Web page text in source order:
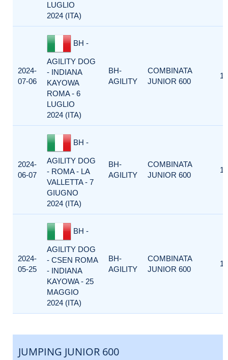
LUGLIO
2024 (ITA)
2024-
07-06
BH -
AGILITY DOG
- INDIANA
KAYOWA
ROMA - 6
LUGLIO
2024 (ITA)
BH-
AGILITY
COMBINATA
JUNIOR 600
1
2024-
06-07
BH -
AGILITY DOG
- ROMA - LA
VALLETTA - 7
GIUGNO
2024 (ITA)
BH-
AGILITY
COMBINATA
JUNIOR 600
1
2024-
05-25
BH -
AGILITY DOG
- CSEN ROMA
- INDIANA
KAYOWA - 25
MAGGIO
2024 (ITA)
BH-
AGILITY
COMBINATA
JUNIOR 600
1
JUMPING JUNIOR 600